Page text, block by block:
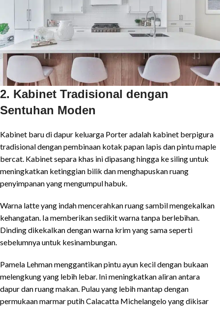
2. Kabinet Tradisional dengan
Sentuhan Moden
Kabinet baru di dapur keluarga Porter adalah kabinet berpigura
tradisional dengan pembinaan kotak papan lapis dan pintu maple
bercat. Kabinet separa khas ini dipasang hingga ke siling untuk
meningkatkan ketinggian bilik dan menghapuskan ruang
penyimpanan yang mengumpul habuk.
Warna latte yang indah mencerahkan ruang sambil mengekalkan
kehangatan. Ia memberikan sedikit warna tanpa berlebihan.
Dinding dikekalkan dengan warna krim yang sama seperti
sebelumnya untuk kesinambungan.
Pamela Lehman menggantikan pintu ayun kecil dengan bukaan
melengkung yang lebih lebar. Ini meningkatkan aliran antara
dapur dan ruang makan. Pulau yang lebih mantap dengan
permukaan marmar putih Calacatta Michelangelo yang dikisar